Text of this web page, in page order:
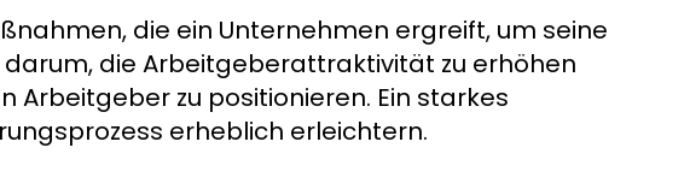
die ein Unternehmen ergreift, um seine
die Arbeitgeberattraktivität zu erhöhen
zu positionieren. Ein starkes
erheblich erleichtern.